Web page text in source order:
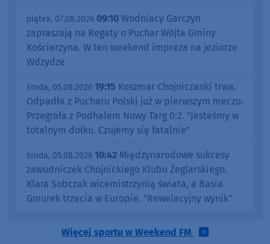
piątek, 07.08.2026 09:10 Wodniacy Garczyn
zapraszają na Regaty o Puchar Wójta Gminy
Kościerzyna. W ten weekend impreza na jeziorze
Wdzydze
środa, 05.08.2026 19:15 Koszmar Chojniczanki trwa.
Odpadła z Pucharu Polski już w pierwszym meczu.
Przegrała z Podhalem Nowy Targ 0:2. "Jesteśmy w
totalnym dołku. Czujemy się fatalnie"
środa, 05.08.2026 10:42 Międzynarodowe sukcesy
zawodniczek Chojnickiego Klubu Żeglarskiego.
Klara Sobczak wicemistrzynią świata, a Basia
Gmurek trzecia w Europie. "Rewelacyjny wynik"
Więcej sportu w Weekend FM